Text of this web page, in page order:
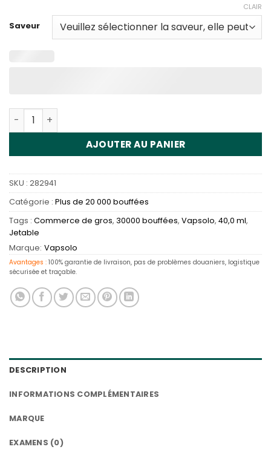
Saveur
CLAIR
Quantité Vapsolo Galaxy 30000 Puffs Disposable Vape
AJOUTER AU PANIER
SKU : 282941
Catégorie : Plus de 20 000 bouffées
Tags : Commerce de gros, 30000 bouffées, Vapsolo, 40,0 ml,
Jetable
Marque: Vapsolo
Avantages : 100% garantie de livraison, pas de problèmes douaniers, logistique
sécurisée et traçable.
DESCRIPTION
INFORMATIONS COMPLÉMENTAIRES
MARQUE
EXAMENS (0)